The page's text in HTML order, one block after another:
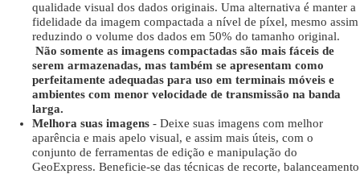
qualidade visual dos dados originais. Uma alternativa é manter a
fidelidade da imagem compactada a nível de píxel, mesmo assim
reduzindo o volume dos dados em 50% do tamanho original.
Não somente as imagens compactadas são mais fáceis de
serem armazenadas, mas também se apresentam como
perfeitamente adequadas para uso em terminais móveis e
ambientes com menor velocidade de transmissão na banda
larga.
Melhora suas imagens - Deixe suas imagens com melhor
aparência e mais apelo visual, e assim mais úteis, com o
conjunto de ferramentas de edição e manipulação do
GeoExpress. Beneficie-se das técnicas de recorte, balanceamento